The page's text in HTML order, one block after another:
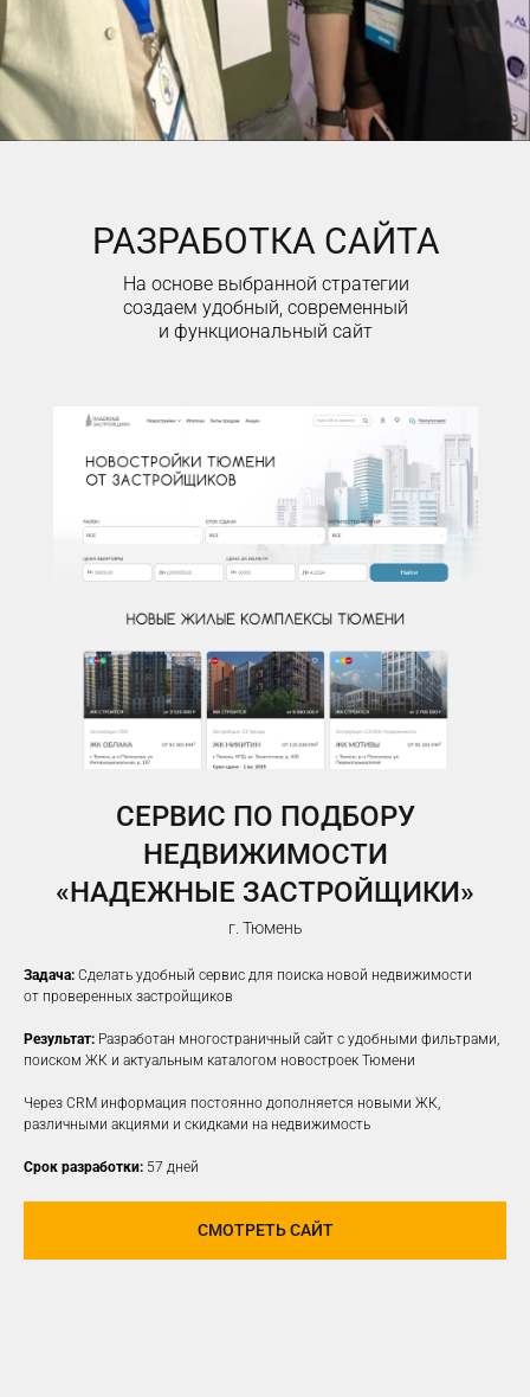
РАЗРАБОТКА САЙТА
На основе выбранной стратегии
создаем удобный, современный
и функциональный сайт
СЕРВИС ПО ПОДБОРУ
НЕДВИЖИМОСТИ
«НАДЕЖНЫЕ ЗАСТРОЙЩИКИ»
г. Тюмень
Задача: Сделать удобный сервис для поиска новой недвижимости
от проверенных застройщиков
Результат: Разработан многостраничный сайт с удобными фильтрами,
поиском ЖК и актуальным каталогом новостроек Тюмени
Через CRM информация постоянно дополняется новыми ЖК,
различными акциями и скидками на недвижимость
Срок разработки: 57 дней
СМОТРЕТЬ САЙТ